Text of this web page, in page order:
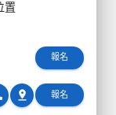
置
報名
報名
pin_drop